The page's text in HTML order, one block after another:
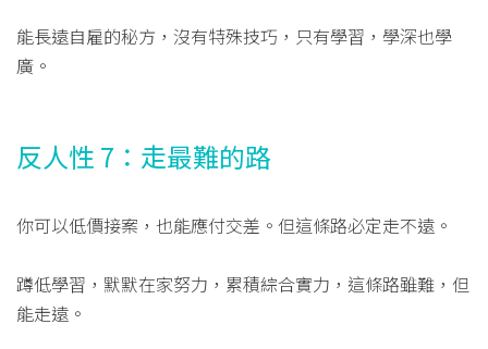
能長遠自雇的秘方，沒有特殊技巧，只有學習，學深也學
廣。
反人性 7：走最難的路
你可以低價接案，也能應付交差。但這條路必定走不遠。
蹲低學習，默默在家努力，累積綜合實力，這條路雖難，但
能走遠。